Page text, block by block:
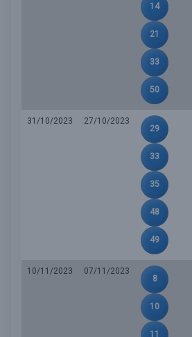
14
21
33
50
31/10/2023
27/10/2023
29
33
35
48
49
10/11/2023
07/11/2023
8
10
11